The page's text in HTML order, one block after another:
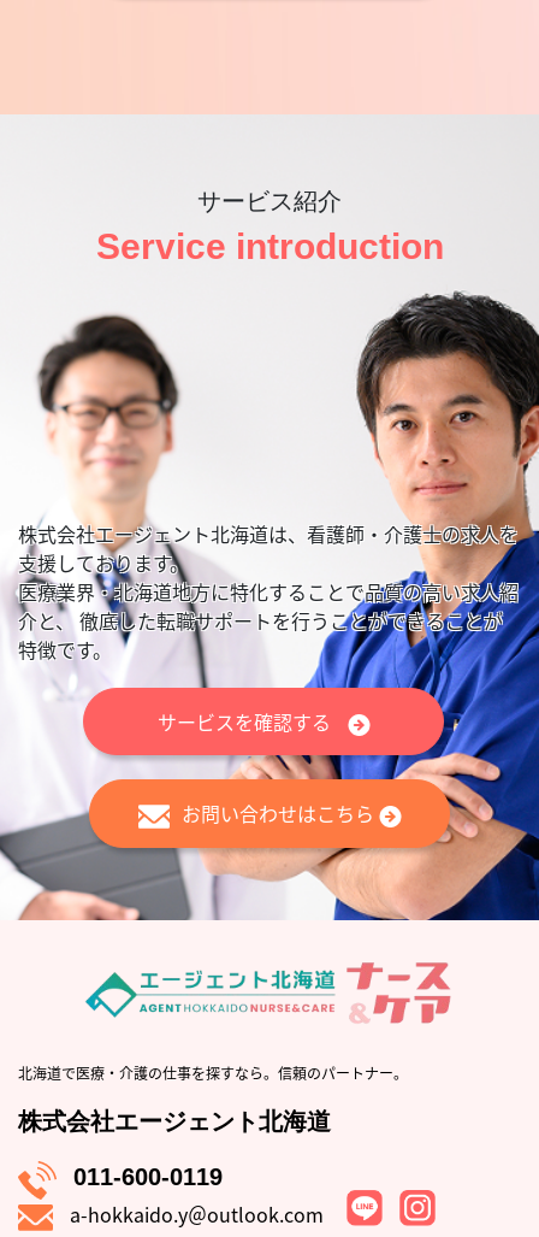
サービス紹介
Service introduction
株式会社エージェント北海道は、看護師・介護士の求人を
支援しております。
医療業界・北海道地方に特化することで品質の高い求人紹
介と、 徹底した転職サポートを行うことができることが
特徴です。
サービスを確認する
お問い合わせはこちら
北海道で医療・介護の仕事を探すなら。信頼のパートナー。
株式会社エージェント北海道
011-600-0119
a-hokkaido.y＠outlook.com